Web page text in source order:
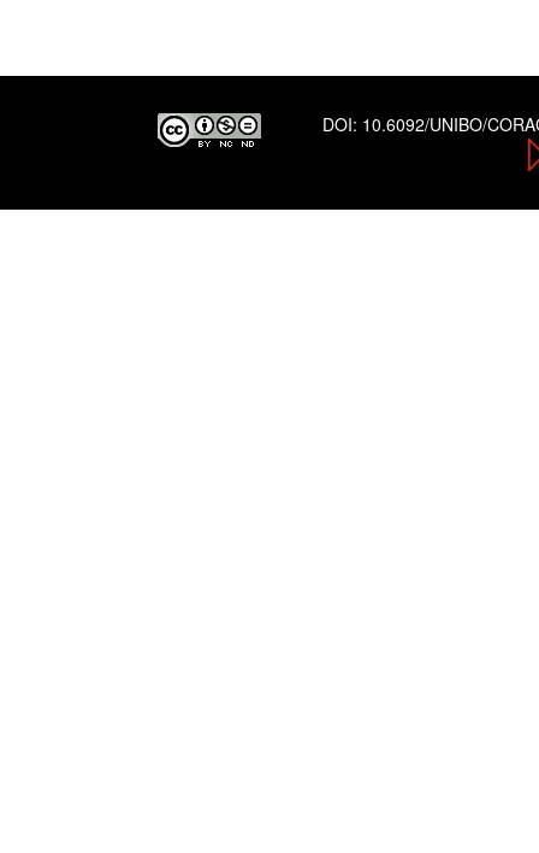
DOI: 10.6092/UNIBO/